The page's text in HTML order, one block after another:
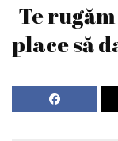
Te
place să